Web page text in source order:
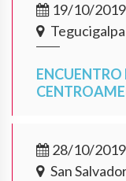
19/10/
Tegucigalpa
28/10/
San